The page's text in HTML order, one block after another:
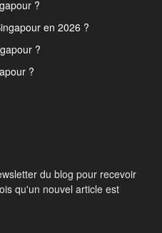
?
en 2026 ?
?
?
du blog pour recevoir
qu'un nouvel article est